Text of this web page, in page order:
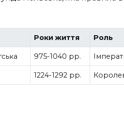
Роки життя Роль
975-1040 рр.
1224-1292 рр.